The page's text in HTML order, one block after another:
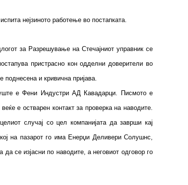
нејзиното работење во постапката.
за Разрешување на Стечајниот управник се
пристрасно кон одделни доверители во
поднесена и кривична пријава.
уште е Фени Индустри АД Кавадарци. Писмото е
е остварен контакт за проверка на наводите.
случај со цел компанијата да заврши кај
на пазарот го има Енерџи Деливери Солушнс,
се изјасни по наводите, а неговиот одговор го